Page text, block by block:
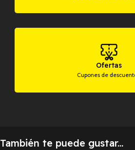
Ofertas
Cupones de
También te puede gustar...